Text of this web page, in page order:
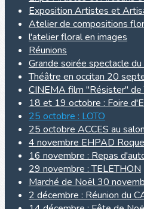
Exposition Artistes et
Atelier de compositions
l'atelier floral en images
Réunions
Grande soirée spectacle
Théâtre en occitan 20
CINEMA film "Résister" de
18 et 19 octobre : Foire
25 octobre : LOTO
25 octobre ACCES au
4 novembre EHPAD
16 novembre : Repas
29 novembre : TELETHON
Marché de Noël 30
2 décembre : Réunion du